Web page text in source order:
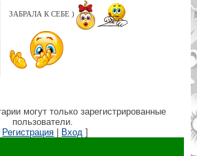
ЗАБРАЛА К СЕБЕ )
могут только зарегистрированные
пользователи.
Регистрация | Вход ]